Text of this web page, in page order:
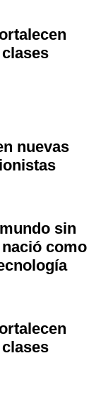
nuevas
sin
como